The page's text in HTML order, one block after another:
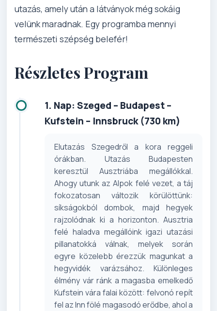
utazás, amely után a látványok még sokáig
velünk maradnak. Egy programba mennyi
természeti szépség belefér!
Részletes Program
1. Nap: Szeged – Budapest –
Kufstein – Innsbruck (730 km)
Elutazás Szegedről a kora reggeli
órákban. Utazás Budapesten
keresztül Ausztriába megállókkal.
Ahogy utunk az Alpok felé vezet, a táj
fokozatosan változik körülöttünk:
síkságokból dombok, majd hegyek
rajzolódnak ki a horizonton. Ausztria
felé haladva megállóink igazi utazási
pillanatokká válnak, melyek során
egyre közelebb érezzük magunkat a
hegyvidék varázsához. Különleges
élmény vár ránk a magasba emelkedő
Kufstein vára falai között: felvonó repít
fel az Inn fölé magasodó erődbe, ahol a